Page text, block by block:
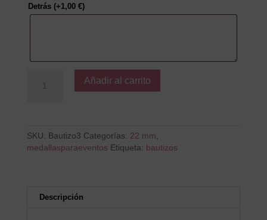
Detrás (+1,00 €)
nombre
Añadir al carrito
SKU: Bautizo3 Categorías: 22 mm,
medallasparaeventos Etiqueta: bautizos
Descripción